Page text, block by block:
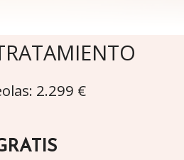
2.299 €